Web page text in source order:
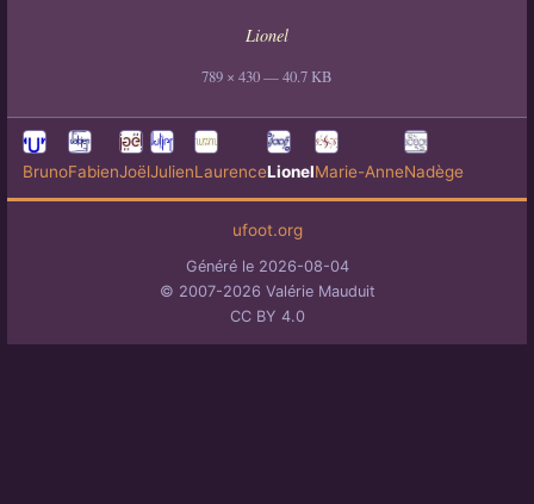
Lionel
789 × 430 — 40.7 KB
BrunoFabienJoëlJulienLaurenceLionelMarie-AnneNadège
ufoot.org
Généré le 2026-08-04
© 2007-2026 Valérie Mauduit
CC BY 4.0